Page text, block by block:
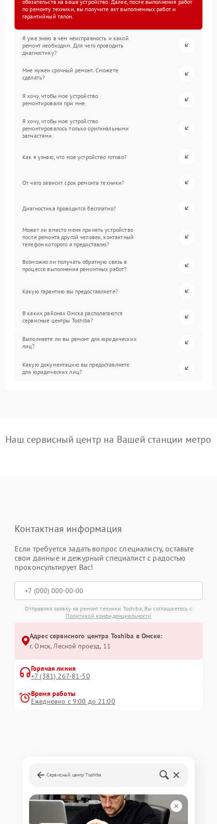
обязательств на ваше устройство. Далее, после выполнения работ
по ремонту техники, вы получите акт выполненных работ и
гарантийный талон.
Я уже знаю в чем неисправность и какой
ремонт необходим. Для чего проводить
диагностику?
Мне нужен срочный ремонт. Сможете
сделать?
Я хочу, чтобы мое устройство
ремонтировали при мне.
Я хочу, чтобы мое устройство
ремонтировалось только оригинальными
запчастями.
Как я узнаю, что мое устройство готово?
От чего зависит срок ремонта техники?
Диагностика проводится бесплатно?
Может ли вместо меня принять устройство
после ремонта другой человек, контактный
телефон которого я предоставлю?
Возможно ли получать обратную связь в
процессе выполнения ремонтных работ?
Какую гарантию вы предоставляете?
В каких районах Омска располагаются
сервисные центры Toshiba?
Выполняете ли вы ремонт для юридических
лиц?
Какую документацию вы предоставляете
для юридических лиц?
Наш сервисный центр на Вашей станции метро
Контактная информация
Если требуется задать вопрос специалисту, оставьте
свои данные и дежурный специалист с радостью
проконсультирует Вас!
Отправляя заявку на ремонт техники Toshiba, Вы соглашаетесь с
Политикой конфиденциальности
Адрес сервисного центра Toshiba в Омске:
г. Омск, ​Лесной проезд, 11
Горячая линия
+7 (381) 267-81-50
Время работы
Ежедневно с 9:00 до 21:00
Сервисный центр Toshiba